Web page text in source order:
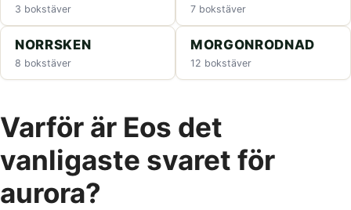
3 bokstäver 7 bokstäver
NORRSKEN
8 bokstäver
MORGONRODNAD
12 bokstäver
Varför är Eos det
vanligaste svaret för
aurora?